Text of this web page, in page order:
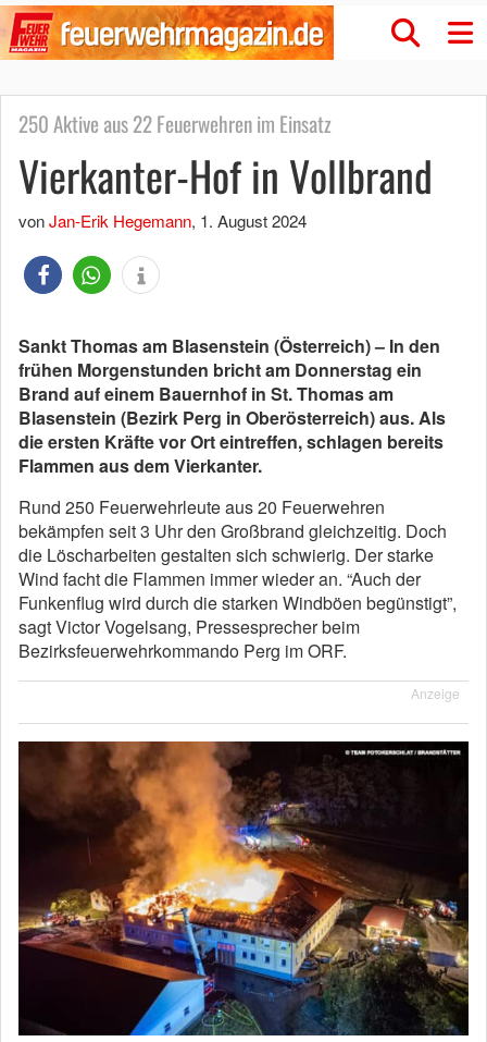
250 Aktive aus 22 Feuerwehren im Einsatz
Vierkanter-Hof in Vollbrand
vonJan-Erik Hegemann, 1. August 2024
Sankt Thomas am Blasenstein (Österreich) – In den
frühen Morgenstunden bricht am Donnerstag ein
Brand auf einem Bauernhof in St. Thomas am
Blasenstein (Bezirk Perg in Oberösterreich) aus. Als
die ersten Kräfte vor Ort eintreffen, schlagen bereits
Flammen aus dem Vierkanter.
Rund 250 Feuerwehrleute aus 20 Feuerwehren
bekämpfen seit 3 Uhr den Großbrand gleichzeitig. Doch
die Löscharbeiten gestalten sich schwierig. Der starke
Wind facht die Flammen immer wieder an. “Auch der
Funkenflug wird durch die starken Windböen begünstigt”,
sagt Victor Vogelsang, Pressesprecher beim
Bezirksfeuerwehrkommando Perg im ORF.
Anzeige